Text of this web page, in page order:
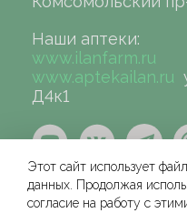
Наши аптеки:
www.ilanfarm.ru
www.aptekailan.ru
Д4к1
Этот сайт использует
данных. Продолжая
согласие на работу с